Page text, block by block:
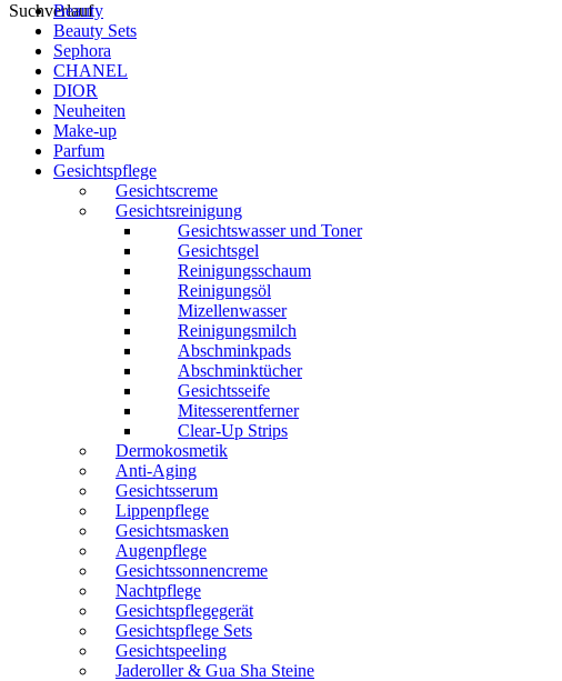
Suchverlauf
Beauty
Beauty Sets
Sephora
CHANEL
DIOR
Neuheiten
Make-up
Parfum
Gesichtspflege
Gesichtscreme
Gesichtsreinigung
Gesichtswasser und Toner
Gesichtsgel
Reinigungsschaum
Reinigungsöl
Mizellenwasser
Reinigungsmilch
Abschminkpads
Abschminktücher
Gesichtsseife
Mitesserentferner
Clear-Up Strips
Dermokosmetik
Anti-Aging
Gesichtsserum
Lippenpflege
Gesichtsmasken
Augenpflege
Gesichtssonnencreme
Nachtpflege
Gesichtspflegegerät
Gesichtspflege Sets
Gesichtspeeling
Jaderoller & Gua Sha Steine